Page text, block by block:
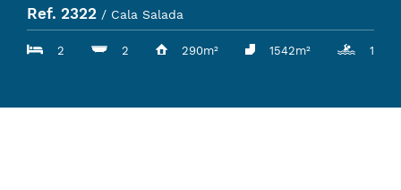
Ref. 2322 / Cala Salada
2 2 290m² 1542m² 1